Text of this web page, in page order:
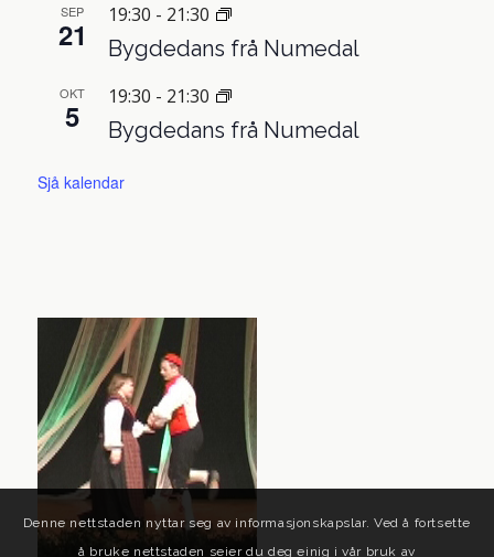
SEP
21
19:30 - 21:30
Bygdedans frå Numedal
OKT
5
19:30 - 21:30
Bygdedans frå Numedal
Sjå kalendar
Denne nettstaden nyttar seg av informasjonskapslar. Ved å fortsette
å bruke nettstaden seier du deg einig i vår bruk av